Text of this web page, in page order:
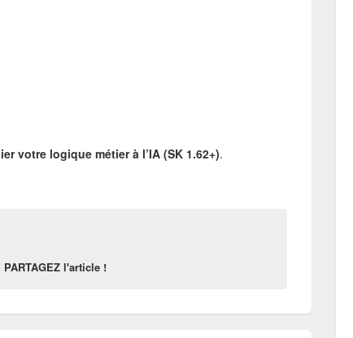
votre logique métier à l’IA (SK 1.62+).
PARTAGEZ l'article !